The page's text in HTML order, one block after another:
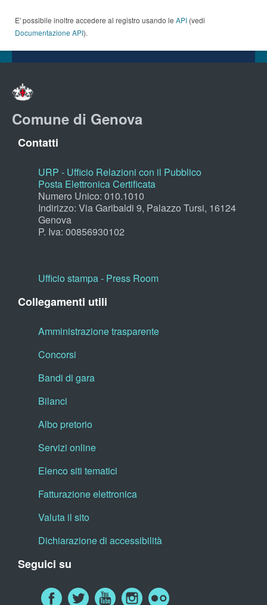
E' possibile inoltre accedere al registro usando le API (vedi
Documentazione API).
Comune di Genova
Contatti
URP - Ufficio Relazioni con il Pubblico
Posta Elettronica Certificata
Numero Unico: 010.1010
Indirizzo: Via Garibaldi 9, Palazzo Tursi, 16124
Genova
P. Iva: 00856930102
Ufficio stampa - Press Room
Collegamenti utili
Amministrazione trasparente
Concorsi
Bandi di gara
Bilanci
Albo pretorio
Servizi online
Elenco siti tematici
Fatturazione elettronica
Valuta il sito
Dichiarazione di accessibilità
Seguici su